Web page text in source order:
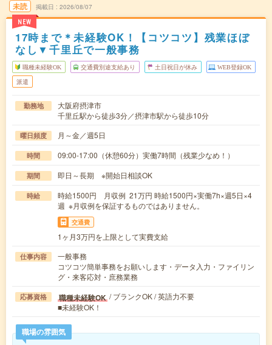
未読
NEW
掲載日 2026/08/07
17時まで＊未経験OK！【コツコツ】残業ほぼ
なし▼千里丘で一般事務
職種未経験OK 交通費別途支給あり 土日祝日が休み WEB登録OK
派遣
勤務地
大阪府摂津市
千里丘駅から徒歩3分／摂津市駅から徒歩10分
曜日頻度 月～金／週5日
時間 09:00-17:00（休憩60分）実働7時間（残業少なめ！）
期間 即日～長期 ※開始日相談OK
時給
時給1500円 月収例 21万円 時給1500円×実働7h×週5日×4
週 ※月収例を保証するものではありません。
交通費
1ヶ月3万円を上限として実費支給
仕事内容
一般事務
コツコツ簡単事務をお願いします・データ入力・ファイリン
グ・来客応対・庶務業務
応募資格 職種未経験OK / ブランクOK / 英語力不要
■未経験OK！
職場の雰囲気